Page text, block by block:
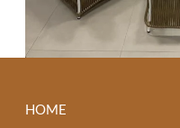
HOME